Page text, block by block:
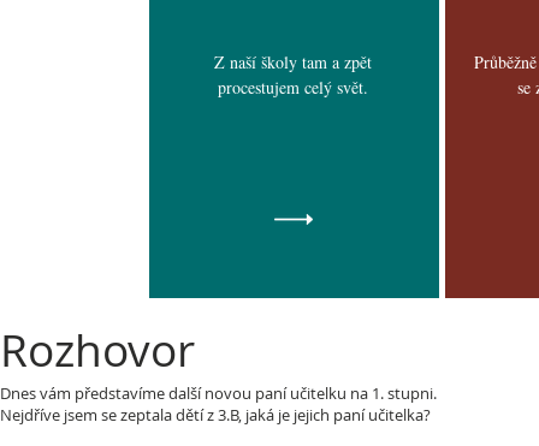
Z naší školy tam a zpět
procestujem celý svět.
se
Rozhovor
Dnes vám představíme další novou paní učitelku na 1. stupni.
Nejdříve jsem se zeptala dětí z 3.B, jaká je jejich paní učitelka?